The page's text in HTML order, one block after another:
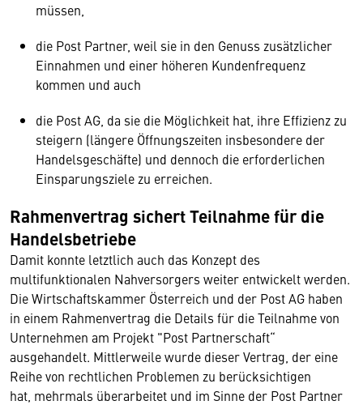
müssen,
die Post Partner, weil sie in den Genuss zusätzlicher
Einnahmen und einer höheren Kundenfrequenz
kommen und auch
die Post AG, da sie die Möglichkeit hat, ihre Effizienz zu
steigern (längere Öffnungszeiten insbesondere der
Handelsgeschäfte) und dennoch die erforderlichen
Einsparungsziele zu erreichen.
Rahmenvertrag sichert Teilnahme für die
Handelsbetriebe
Damit konnte letztlich auch das Konzept des
multifunktionalen Nahversorgers weiter entwickelt werden.
Die Wirtschaftskammer Österreich und der Post AG haben
in einem Rahmenvertrag die Details für die Teilnahme von
Unternehmen am Projekt "Post Partnerschaft“
ausgehandelt. Mittlerweile wurde dieser Vertrag, der eine
Reihe von rechtlichen Problemen zu berücksichtigen
hat, mehrmals überarbeitet und im Sinne der Post Partner